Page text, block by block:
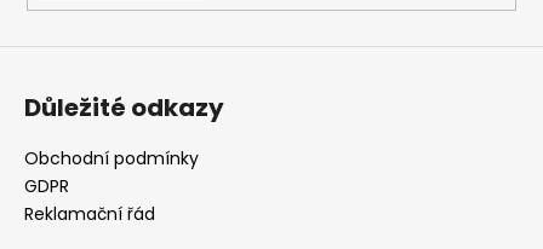
Důležité odkazy
Obchodní podmínky
GDPR
Reklamační řád